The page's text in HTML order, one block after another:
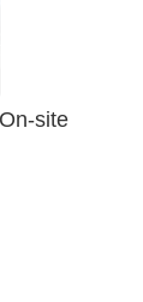
site